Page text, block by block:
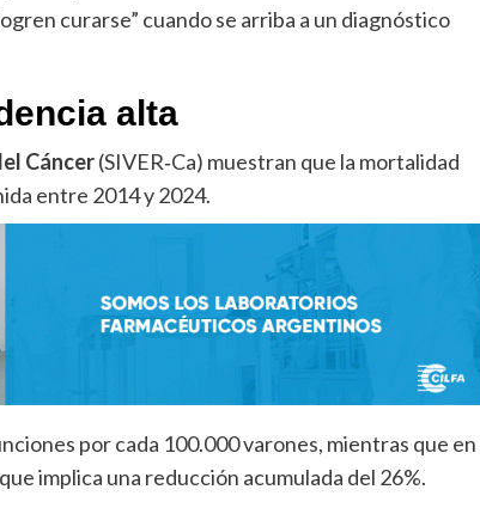
curarse” cuando se arriba a un diagnóstico
alta
Cáncer(SIVER‑Ca) muestran que la mortalidad
entre 2014 y 2024.
por cada 100.000 varones, mientras que en
implica una reducción acumulada del 26%.